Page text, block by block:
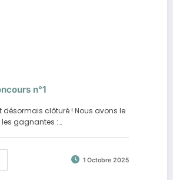
n°1
désormais clôturé ! Nous avons le
gagnantes :…
1 Octobre 2025